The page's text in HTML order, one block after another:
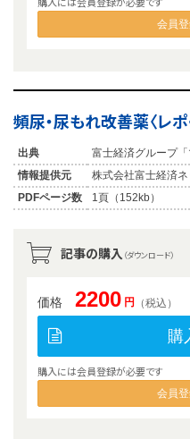
会員
頻尿・尿もれ改善薬〈レ
出典
富士経済グループ「
情報提供元
株式会社富士経済
PDFページ数
1頁（152kb）
記事の購入 （ダウンロード）
価格 2200 円 （税込）
購
購入には会員登録が必要です
会員